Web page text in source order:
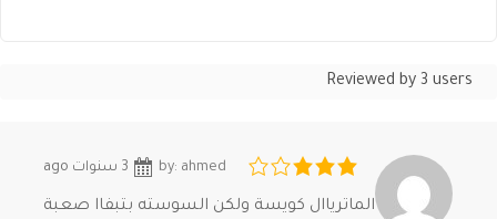
Reviewed by 3 users
by: ahmed
الماترياال كويسة ولكن السوسته بتبفاا صعبة